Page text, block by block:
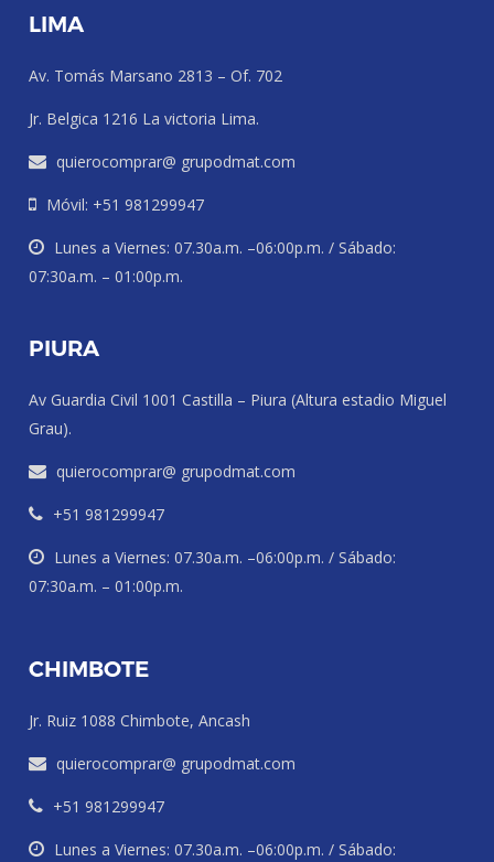
LIMA
Av. Tomás Marsano 2813 – Of. 702
Jr. Belgica 1216 La victoria Lima.
quierocomprar@ grupodmat.com
Móvil: +51 981299947
Lunes a Viernes: 07.30a.m. –06:00p.m. / Sábado:
07:30a.m. – 01:00p.m.
PIURA
Av Guardia Civil 1001 Castilla – Piura (Altura estadio Miguel
Grau).
quierocomprar@ grupodmat.com
+51 981299947
Lunes a Viernes: 07.30a.m. –06:00p.m. / Sábado:
07:30a.m. – 01:00p.m.
CHIMBOTE
Jr. Ruiz 1088 Chimbote, Ancash
quierocomprar@ grupodmat.com
+51 981299947
Lunes a Viernes: 07.30a.m. –06:00p.m. / Sábado: